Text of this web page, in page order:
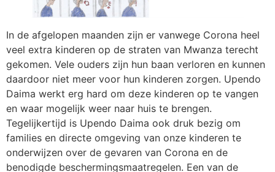
In de afgelopen maanden zijn er vanwege Corona heel
veel extra kinderen op de straten van Mwanza terecht
gekomen. Vele ouders zijn hun baan verloren en kunnen
daardoor niet meer voor hun kinderen zorgen. Upendo
Daima werkt erg hard om deze kinderen op te vangen
en waar mogelijk weer naar huis te brengen.
Tegelijkertijd is Upendo Daima ook druk bezig om
families en directe omgeving van onze kinderen te
onderwijzen over de gevaren van Corona en de
benodigde beschermingsmaatregelen. Een van de